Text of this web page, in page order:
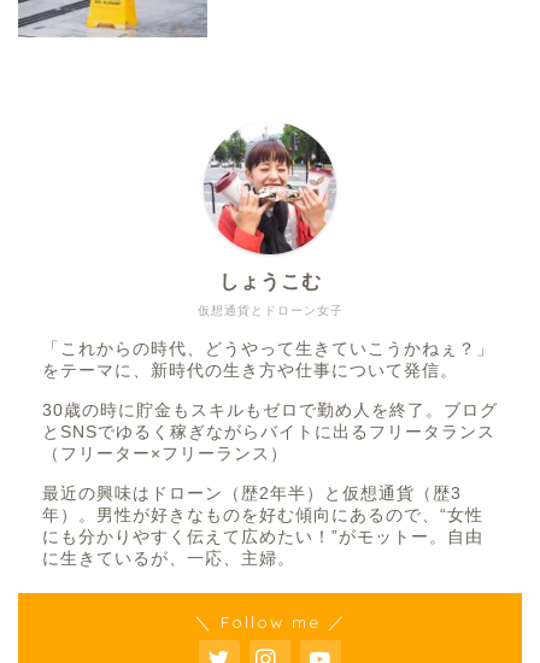
仮想通貨とドローン女子
しょうこむ
「これからの時代、どうやって生きていこうかねぇ？」
をテーマに、新時代の生き方や仕事について発信。
30歳の時に貯金もスキルもゼロで勤め人を終了。ブログ
とSNSでゆるく稼ぎながらバイトに出るフリータランス
（フリーター×フリーランス）
最近の興味はドローン（歴2年半）と仮想通貨（歴3
年）。男性が好きなものを好む傾向にあるので、“女性
にも分かりやすく伝えて広めたい！”がモットー。自由
に生きているが、一応、主婦。
＼ Follow me ／